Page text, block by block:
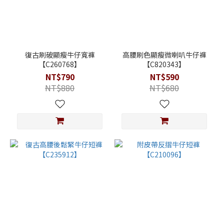
復古刷破顯瘦牛仔寬褲
【C260768】
NT$790
NT$880
高腰刷色顯瘦微喇叭牛仔褲
【C820343】
NT$590
NT$680